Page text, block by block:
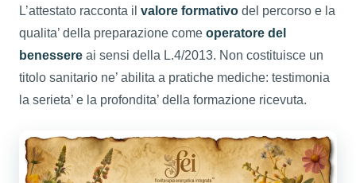
L’attestato racconta il valore formativo del percorso e la
qualita’ della preparazione come operatore del
benessere ai sensi della L.4/2013. Non costituisce un
titolo sanitario ne’ abilita a pratiche mediche: testimonia
la serieta’ e la profondita’ della formazione ricevuta.